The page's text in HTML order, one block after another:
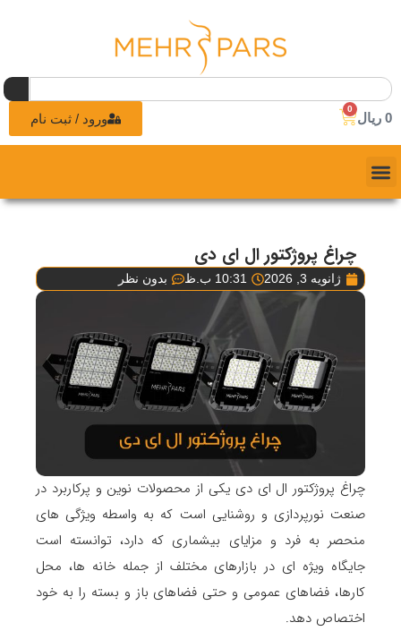
0 ریال
0
ورود / ثبت نام
چراغ پروژکتور ال ای دی
ژانویه 3, 2026 10:31 ب.ظ بدون نظر
چراغ پروژکتور ال ای دی یکی از محصولات نوین و پرکاربرد در
صنعت نورپردازی و روشنایی است که به واسطه ویژگی های
منحصر به فرد و مزایای بیشماری که دارد، توانسته است
جایگاه ویژه ای در بازارهای مختلف از جمله خانه ها، محل
کارها، فضاهای عمومی و حتی فضاهای باز و بسته را به خود
اختصاص دهد.